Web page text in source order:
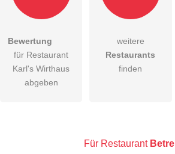
Hiermit akzeptiere ich dieAGB
DieDatenschutzerklärung habe ich zur
Besucher sichtbar.
Bewertung
für Restaurant
Karl's Wirthaus
abgeben
weitere
Restaurants
finden
Für Restaurant